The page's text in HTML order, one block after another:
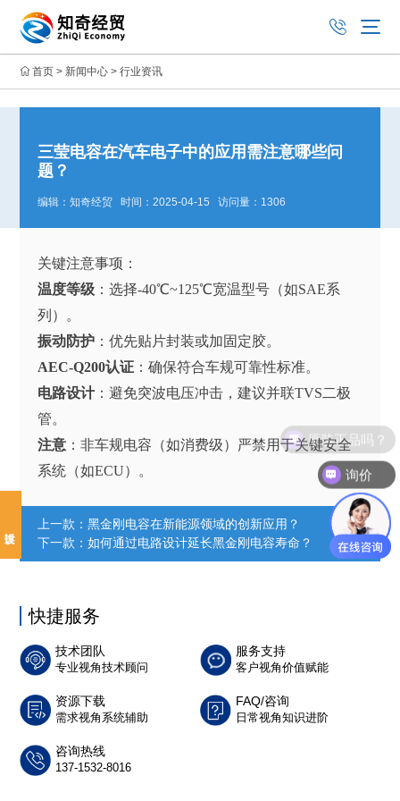
首页 > 新闻中心 >行业资讯
三莹电容在汽车电子中的应用需注意哪些问
题？
编辑：知奇经贸 时间：2025-04-15 访问量：1306
关键注意事项：
温度等级 ：选择-40℃~125℃宽温型号（如SAE系
列）。
振动防护 ：优先贴片封装或加固定胶。
AEC-Q200认证 ：确保符合车规可靠性标准。
电路设计：避免突波电压冲击，建议并联TVS二极
管。
注意 ：非车规电容（如消费级）严禁用于关键安全
系统（如ECU）。
上一款：黑金刚电容在新能源领域的创新应用？
下一款：如何通过电路设计延长黑金刚电容寿命？
快捷服务
技术团队
专业视角技术顾问
服务支持
客户视角价值赋能
资源下载
需求视角系统辅助
FAQ/咨询
日常视角知识进阶
咨询热线
137-1532-8016
询价
原装正品吗？